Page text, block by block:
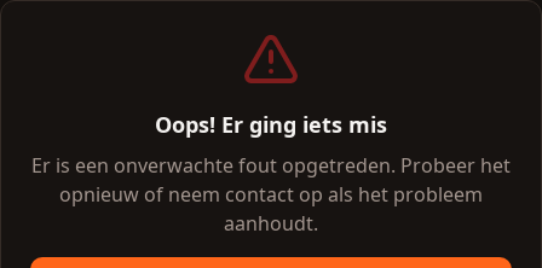
Oops! Er ging iets mis
Er is een onverwachte fout opgetreden. Probeer het
opnieuw of neem contact op als het probleem
aanhoudt.